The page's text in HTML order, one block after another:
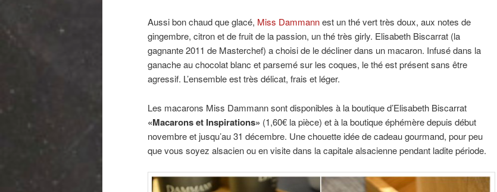
Aussi bon chaud que glacé, Miss Dammannest un thé vert très doux, aux notes de
gingembre, citron et de fruit de la passion, un thé très girly. Elisabeth Biscarrat (la
gagnante 2011 de Masterchef) a choisi de le décliner dans un macaron. Infusé dans la
ganache au chocolat blanc et parsemé sur les coques, le thé est présent sans être
agressif. L’ensemble est très délicat, frais et léger.
Les macarons Miss Dammann sont disponibles à la boutique d’Elisabeth Biscarrat
«Macarons et Inspirations» (1,60€ la pièce) et à la boutique éphémère depuis début
novembre et jusqu’au 31 décembre. Une chouette idée de cadeau gourmand, pour peu
que vous soyez alsacien ou en visite dans la capitale alsacienne pendant ladite période.